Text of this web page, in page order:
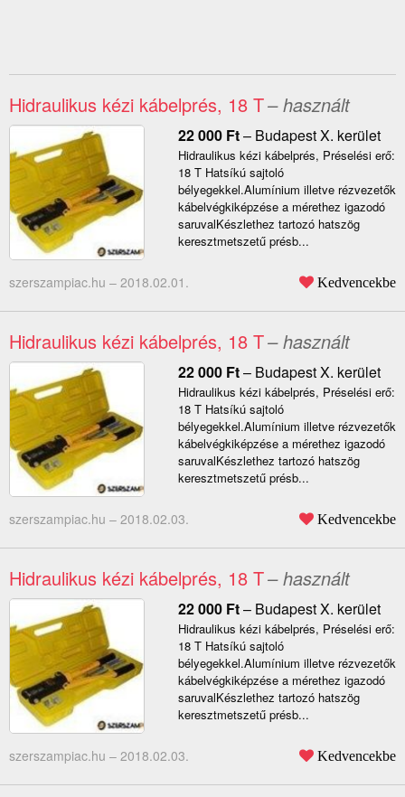
Hidraulikus kézi kábelprés, 18 T– használt
22 000 Ft– Budapest X. kerület
Hidraulikus kézi kábelprés, Préselési erő:
18 T Hatsíkú sajtoló
bélyegekkel.Alumínium illetve rézvezetők
kábelvégkiképzése a mérethez igazodó
saruvalKészlethez tartozó hatszög
keresztmetszetű présb...
szerszampiac.hu – 2018.02.01. Kedvencekbe
Hidraulikus kézi kábelprés, 18 T– használt
22 000 Ft– Budapest X. kerület
Hidraulikus kézi kábelprés, Préselési erő:
18 T Hatsíkú sajtoló
bélyegekkel.Alumínium illetve rézvezetők
kábelvégkiképzése a mérethez igazodó
saruvalKészlethez tartozó hatszög
keresztmetszetű présb...
szerszampiac.hu – 2018.02.03. Kedvencekbe
Hidraulikus kézi kábelprés, 18 T– használt
22 000 Ft– Budapest X. kerület
Hidraulikus kézi kábelprés, Préselési erő:
18 T Hatsíkú sajtoló
bélyegekkel.Alumínium illetve rézvezetők
kábelvégkiképzése a mérethez igazodó
saruvalKészlethez tartozó hatszög
keresztmetszetű présb...
szerszampiac.hu – 2018.02.03. Kedvencekbe